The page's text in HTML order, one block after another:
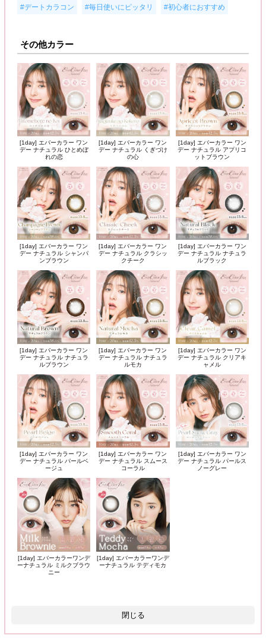
#デートカラコン #毎日使いにピッタリ #初心者におすすめ
その他カラー
[1day] エバーカラー ワン
デー ナチュラル ひとめぼ
れの恋
[1day] エバーカラー ワン
デー ナチュラル くぎづけ
の心
[1day] エバーカラー ワン
デー ナチュラル アプリコ
ットブラウン
[1day] エバーカラー ワン
デー ナチュラル シャンパ
ンブラウン
[1day] エバーカラー ワン
デー ナチュラル クラシッ
クチーク
[1day] エバーカラー ワン
デー ナチュラル ナチュラ
ルブラック
[1day] エバーカラー ワン
デー ナチュラル ナチュラ
ルブラウン
[1day] エバーカラー ワン
デー ナチュラル ナチュラ
ルモカ
[1day] エバーカラー ワン
デー ナチュラル クリアキ
ャメル
[1day] エバーカラー ワン
デー ナチュラル パールベ
ージュ
[1day] エバーカラー ワン
デー ナチュラル スムース
コーラル
[1day] エバーカラー ワン
デー ナチュラル パールス
ノーグレー
[1day] エバーカラーワンデ
ーナチュラル ミルクブラウ
ニー
[1day] エバーカラーワンデ
ーナチュラル テディモカ
閉じる